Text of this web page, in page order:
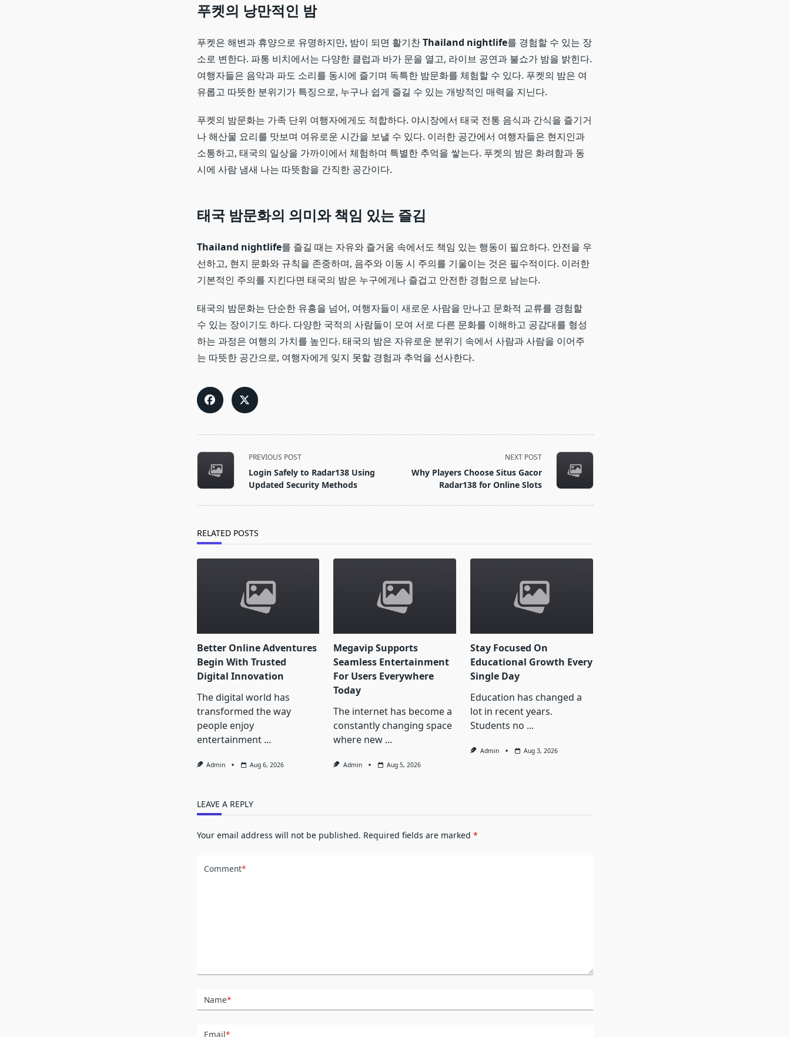
푸켓의 낭만적인 밤
푸켓은 해변과 휴양으로 유명하지만, 밤이 되면 활기찬Thailand nightlife를 경험할 수 있는 장
소로 변한다. 파통 비치에서는 다양한 클럽과 바가 문을 열고, 라이브 공연과 불쇼가 밤을 밝힌다.
여행자들은 음악과 파도 소리를 동시에 즐기며 독특한 밤문화를 체험할 수 있다. 푸켓의 밤은 여
유롭고 따뜻한 분위기가 특징으로, 누구나 쉽게 즐길 수 있는 개방적인 매력을 지닌다.
푸켓의 밤문화는 가족 단위 여행자에게도 적합하다. 야시장에서 태국 전통 음식과 간식을 즐기거
나 해산물 요리를 맛보며 여유로운 시간을 보낼 수 있다. 이러한 공간에서 여행자들은 현지인과
소통하고, 태국의 일상을 가까이에서 체험하며 특별한 추억을 쌓는다. 푸켓의 밤은 화려함과 동
시에 사람 냄새 나는 따뜻함을 간직한 공간이다.
태국 밤문화의 의미와 책임 있는 즐김
Thailand nightlife를 즐길 때는 자유와 즐거움 속에서도 책임 있는 행동이 필요하다. 안전을 우
선하고, 현지 문화와 규칙을 존중하며, 음주와 이동 시 주의를 기울이는 것은 필수적이다. 이러한
기본적인 주의를 지킨다면 태국의 밤은 누구에게나 즐겁고 안전한 경험으로 남는다.
태국의 밤문화는 단순한 유흥을 넘어, 여행자들이 새로운 사람을 만나고 문화적 교류를 경험할
수 있는 장이기도 하다. 다양한 국적의 사람들이 모여 서로 다른 문화를 이해하고 공감대를 형성
하는 과정은 여행의 가치를 높인다. 태국의 밤은 자유로운 분위기 속에서 사람과 사람을 이어주
는 따뜻한 공간으로, 여행자에게 잊지 못할 경험과 추억을 선사한다.
<span
class="nav-
subtitle
PREVIOUS POST
Login Safely to Radar138 Using
Updated Security Methods
NEXT POST
Why Players Choose Situs Gacor
Radar138 for Online Slots
RELATED POSTS
Better Online Adventures
Begin With Trusted
Digital Innovation
The digital world has
transformed the way
people enjoy
entertainment ...
Admin Aug 6, 2026
Megavip Supports
Seamless Entertainment
For Users Everywhere
Today
The internet has become a
constantly changing space
where new ...
Admin Aug 5, 2026
Stay Focused On
Educational Growth Every
Single Day
Education has changed a
lot in recent years.
Students no ...
Admin Aug 3, 2026
LEAVE A REPLY
Your email address will not be published. Required fields are marked *
Comment*
Name*
Email*